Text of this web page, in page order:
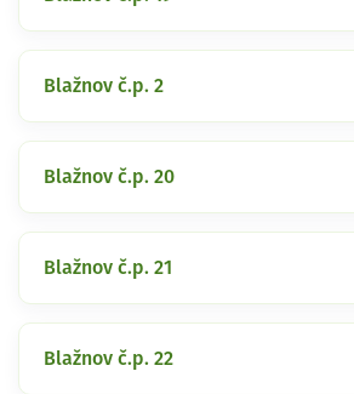
Blažnov č.p. 2
Blažnov č.p. 20
Blažnov č.p. 21
Blažnov č.p. 22